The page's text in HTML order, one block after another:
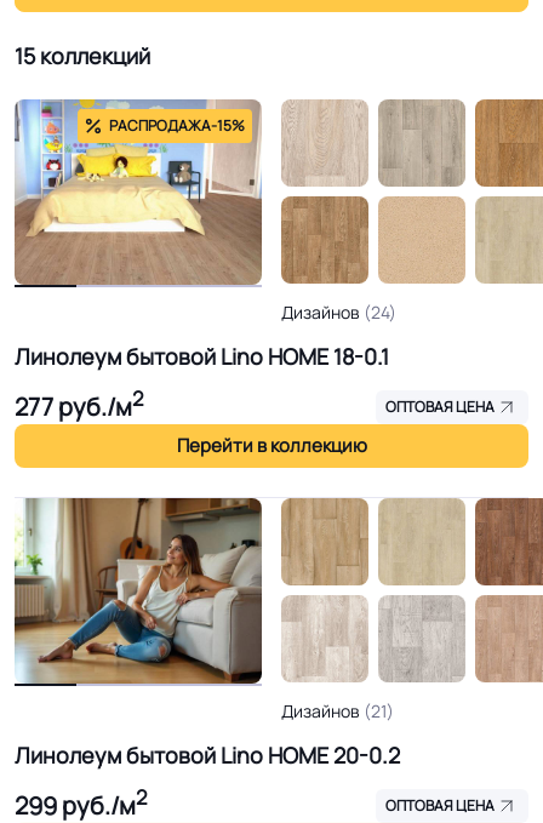
15 коллекций
РАСПРОДАЖА-15%
Линолеум бытовой Lino HOME 18-0.1
277руб./м2 ОПТОВАЯ ЦЕНА
Перейти в коллекцию
Дизайнов (24)
Линолеум бытовой Lino HOME 20-0.2
299руб./м2 ОПТОВАЯ ЦЕНА
Дизайнов (21)